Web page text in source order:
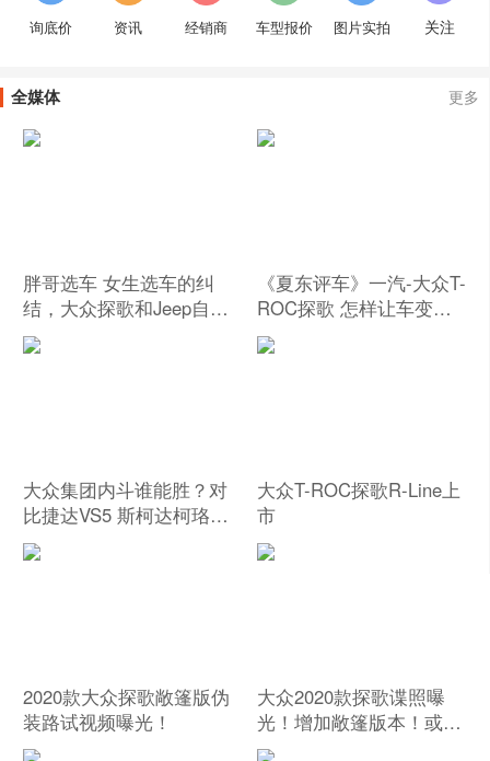
询底价 资讯 经销商 车型报价 图片实拍 关注
全媒体 更多
胖哥选车 女生选车的纠
结，大众探歌和Jeep自由
侠买谁好？
《夏东评车》一汽-大众T-
ROC探歌 怎样让车变得
有趣？
大众集团内斗谁能胜？对
比捷达VS5 斯柯达柯珞克
大众探歌
大众T-ROC探歌R-Line上
市
2020款大众探歌敞篷版伪
装路试视频曝光！
大众2020款探歌谍照曝
光！增加敞篷版本！或明
年上市！